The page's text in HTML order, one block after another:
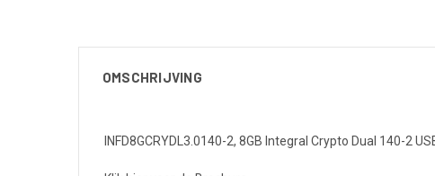
OMSCHRIJVING
INFD8GCRYDL3.0140-2, 8GB Integral Crypto Dual 140-2